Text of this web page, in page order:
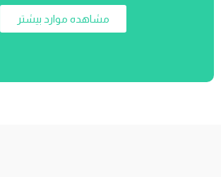
مشاهده موارد بیشتر